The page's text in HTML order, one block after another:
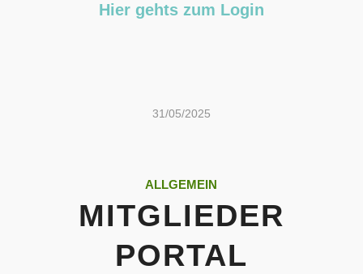
Hier gehts zum Login
31/05/2025
ALLGEMEIN
MITGLIEDER
PORTAL